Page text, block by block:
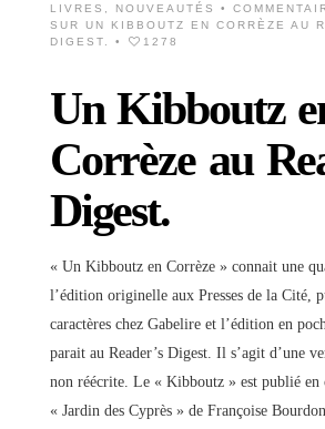
LIVRES
NOUVEAUTÉS •
SUR UN KIBBOUTZ EN CORRÈZE AU
DIGEST.
• 1278
Un Kibboutz
Corrèze au
Digest.
« Un Kibboutz en Corrèze » connait une
l’édition originelle aux Presses de la Cité,
caractères chez Gabelire et l’édition en
parait au Reader’s Digest. Il s’agit d’une
non réécrite. Le « Kibboutz » est publié en
« Jardin des Cyprès » de Françoise